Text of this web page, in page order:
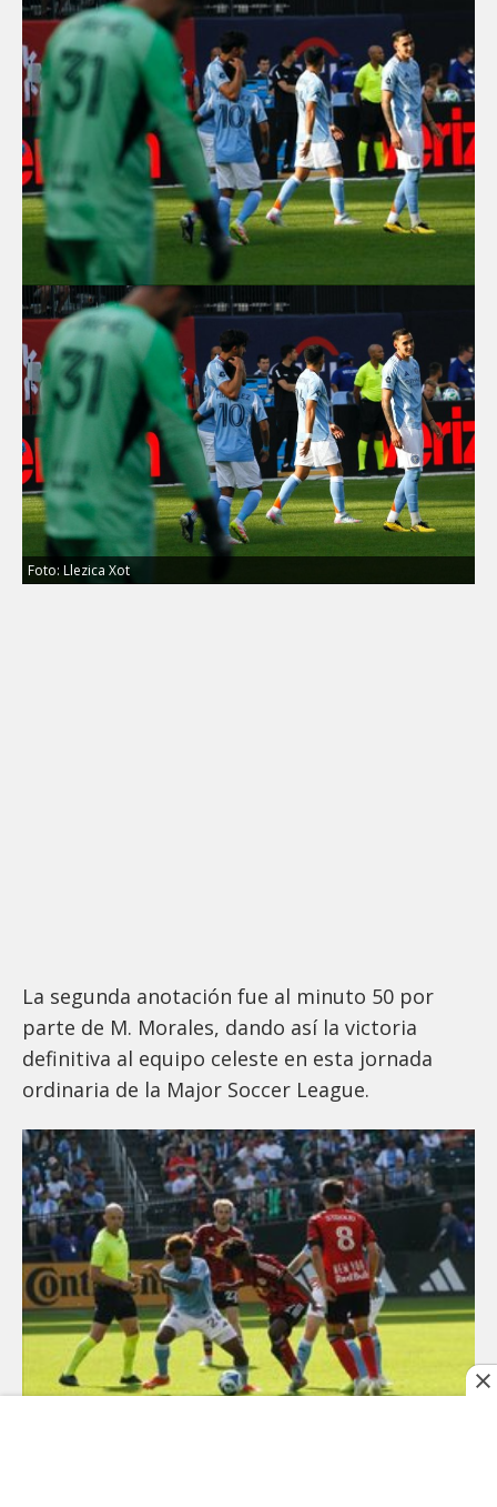
Foto: Llezica Xot
La segunda anotación fue al minuto 50 por
parte de M. Morales, dando así la victoria
definitiva al equipo celeste en esta jornada
ordinaria de la Major Soccer League.